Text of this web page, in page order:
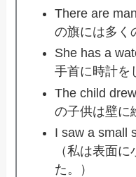
There are
の旗には多く
She has a
手首に時計を
The child
の子供は壁に
I saw a small
（私は表面
た。）